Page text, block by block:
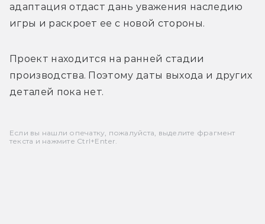
адаптация отдаст дань уважения наследию
игры и раскроет ее с новой стороны.
Проект находится на ранней стадии
производства. Поэтому даты выхода и других
деталей пока нет.
Если вы нашли опечатку, пожалуйста, выделите фрагмент
текста и нажмите Ctrl+Enter.